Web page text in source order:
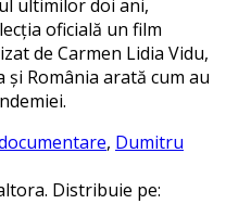
ultimilor doi ani,
oficială un film
de Carmen Lidia Vidu,
România arată cum au
, Dumitru
Distribuie pe: